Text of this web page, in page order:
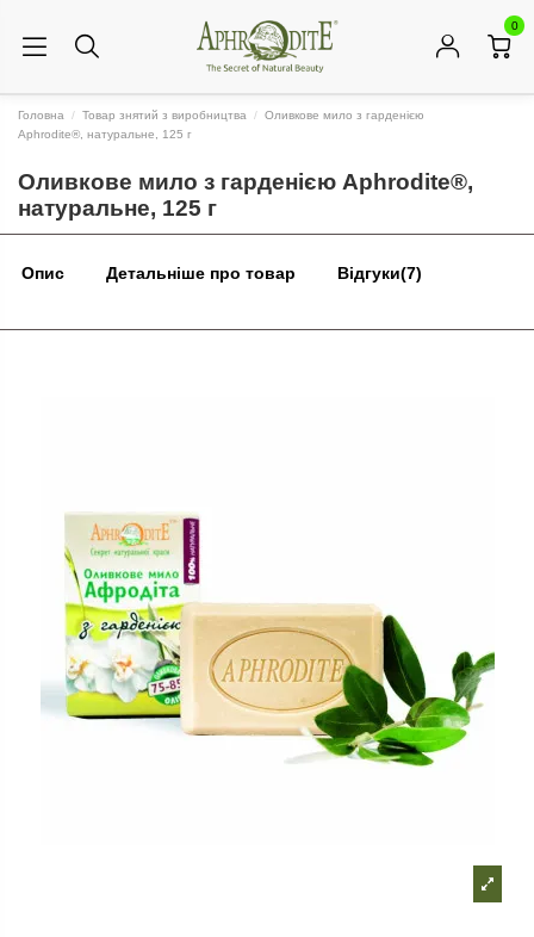
0
Головна Товар знятий з виробництва
Оливкове мило з гарденією
Aphrodite®, натуральне, 125 г
Оливкове мило з гарденією Aphrodite®,
натуральне, 125 г
Опис Детальніше про товар Відгуки(7)